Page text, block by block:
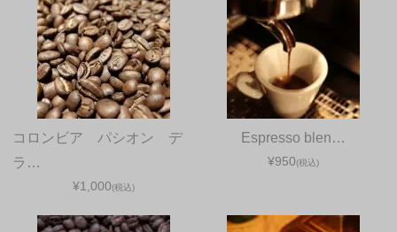
コロンビア パシオン デ
ラ…
¥1,000(税込)
Espresso blen…
¥950(税込)